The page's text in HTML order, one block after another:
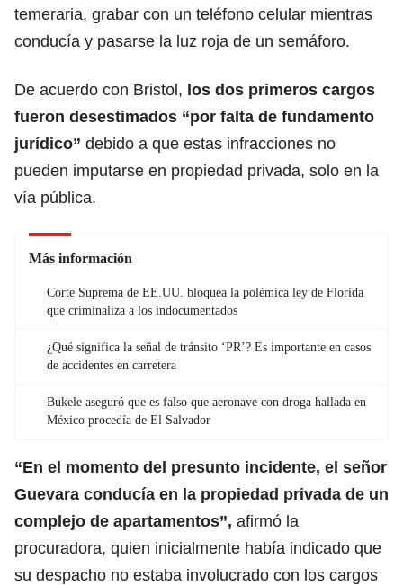
temeraria, grabar con un teléfono celular mientras
conducía y pasarse la luz roja de un semáforo.
De acuerdo con Bristol, los dos primeros cargos
fueron desestimados “por falta de fundamento
jurídico” debido a que estas infracciones no
pueden imputarse en propiedad privada, solo en la
vía pública.
Más información
Corte Suprema de EE.UU. bloquea la polémica ley de Florida
que criminaliza a los indocumentados
¿Qué significa la señal de tránsito ‘PR’? Es importante en casos
de accidentes en carretera
Bukele aseguró que es falso que aeronave con droga hallada en
México procedía de El Salvador
“En el momento del presunto incidente, el señor
Guevara conducía en la propiedad privada de un
complejo de apartamentos”, afirmó la
procuradora, quien inicialmente había indicado que
su despacho no estaba involucrado con los cargos